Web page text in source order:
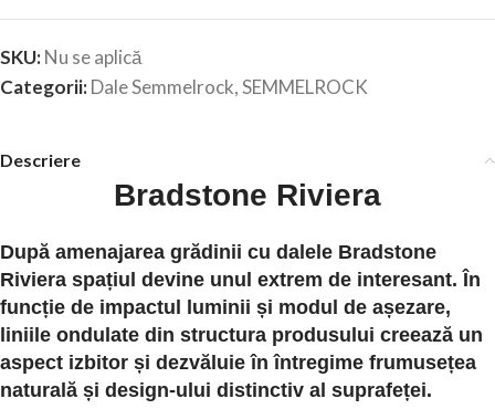
SKU:Nu se aplică
Categorii:Dale Semmelrock,SEMMELROCK
Descriere
Bradstone Riviera
După amenajarea grădinii cu dalele Bradstone
Riviera spațiul devine unul extrem de interesant. În
funcție de impactul luminii și modul de așezare,
liniile ondulate din structura produsului creează un
aspect izbitor și dezvăluie în întregime frumusețea
naturală și design-ului distinctiv al suprafeței.